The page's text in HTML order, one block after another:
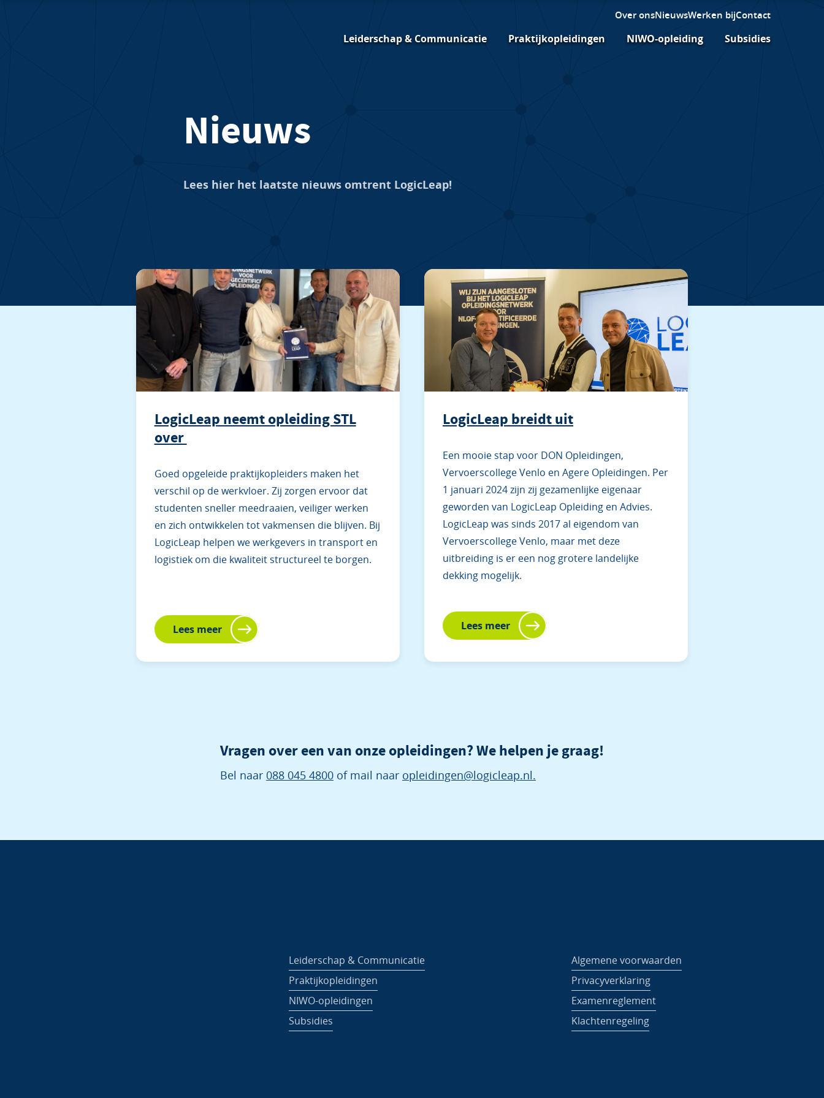
Over onsNieuwsWerken bijContact
Leiderschap & Communicatie Praktijkopleidingen NIWO-opleiding Subsidies
Nieuws
Lees hier het laatste nieuws omtrent LogicLeap!
LogicLeap neemt opleiding STL
over
Goed opgeleide praktijkopleiders maken het
verschil op de werkvloer. Zij zorgen ervoor dat
studenten sneller meedraaien, veiliger werken
en zich ontwikkelen tot vakmensen die blijven. Bij
LogicLeap helpen we werkgevers in transport en
logistiek om die kwaliteit structureel te borgen.
Lees meer
LogicLeap breidt uit
Een mooie stap voor DON Opleidingen,
Vervoerscollege Venlo en Agere Opleidingen. Per
1 januari 2024 zijn zij gezamenlijke eigenaar
geworden van LogicLeap Opleiding en Advies.
LogicLeap was sinds 2017 al eigendom van
Vervoerscollege Venlo, maar met deze
uitbreiding is er een nog grotere landelijke
dekking mogelijk.
Lees meer
Vragen over een van onze opleidingen? We helpen je graag!
Bel naar 088 045 4800 of mail naar opleidingen@logicleap.nl.
Leiderschap & Communicatie
Praktijkopleidingen
NIWO-opleidingen
Subsidies
Algemene voorwaarden
Privacyverklaring
Examenreglement
Klachtenregeling